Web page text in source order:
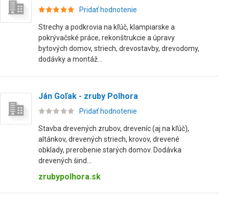
Pridať hodnotenie
Strechy a podkrovia na kľúč, klampiarske a
pokrývačské práce, rekonštrukcie a úpravy
bytových domov, striech, drevostavby, drevodomy,
dodávky a montáž...
Ján Goľak - zruby Polhora
Pridať hodnotenie
Stavba drevených zrubov, dreveníc (aj na kľúč),
altánkov, drevených striech, krovov, drevené
obklady, prerobenie starých domov. Dodávka
drevených šind...
zrubypolhora.sk